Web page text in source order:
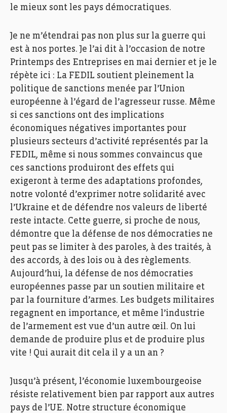
le mieux sont les pays démocratiques.
Je ne m’étendrai pas non plus sur la guerre qui
est à nos portes. Je l’ai dit à l’occasion de notre
Printemps des Entreprises en mai dernier et je le
répète ici : La FEDIL soutient pleinement la
politique de sanctions menée par l’Union
européenne à l’égard de l’agresseur russe. Même
si ces sanctions ont des implications
économiques négatives importantes pour
plusieurs secteurs d’activité représentés par la
FEDIL, même si nous sommes convaincus que
ces sanctions produiront des effets qui
exigeront à terme des adaptations profondes,
notre volonté d’exprimer notre solidarité avec
l’Ukraine et de défendre nos valeurs de liberté
reste intacte. Cette guerre, si proche de nous,
démontre que la défense de nos démocraties ne
peut pas se limiter à des paroles, à des traités, à
des accords, à des lois ou à des règlements.
Aujourd’hui, la défense de nos démocraties
européennes passe par un soutien militaire et
par la fourniture d’armes. Les budgets militaires
regagnent en importance, et même l’industrie
de l’armement est vue d’un autre œil. On lui
demande de produire plus et de produire plus
vite ! Qui aurait dit cela il y a un an ?
Jusqu’à présent, l’économie luxembourgeoise
résiste relativement bien par rapport aux autres
pays de l’UE. Notre structure économique